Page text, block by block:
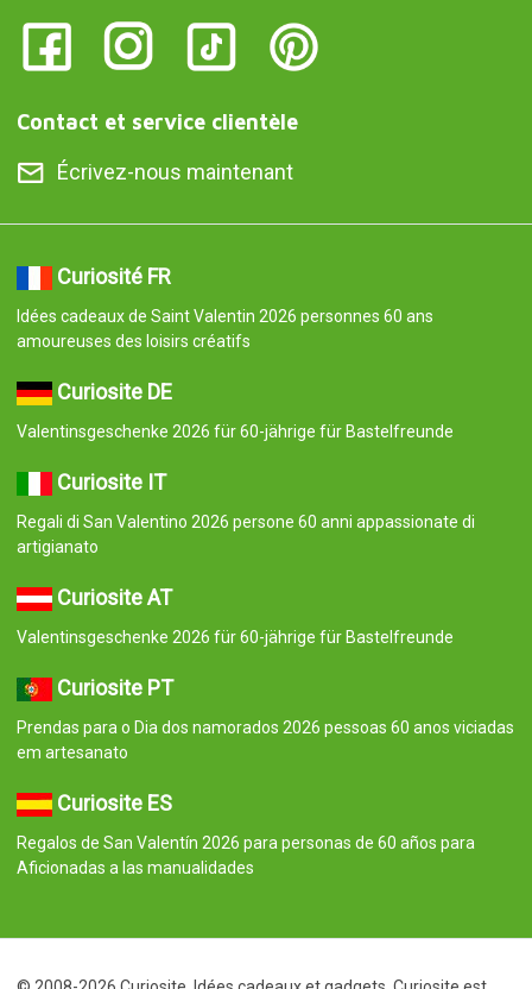
Contact et service clientèle
Écrivez-nous maintenant
Curiosité FR
Idées cadeaux de Saint Valentin 2026 personnes 60 ans
amoureuses des loisirs créatifs
Curiosite DE
Valentinsgeschenke 2026 für 60-jährige für Bastelfreunde
Curiosite IT
Regali di San Valentino 2026 persone 60 anni appassionate di
artigianato
Curiosite AT
Valentinsgeschenke 2026 für 60-jährige für Bastelfreunde
Curiosite PT
Prendas para o Dia dos namorados 2026 pessoas 60 anos viciadas
em artesanato
Curiosite ES
Regalos de San Valentín 2026 para personas de 60 años para
Aficionadas a las manualidades